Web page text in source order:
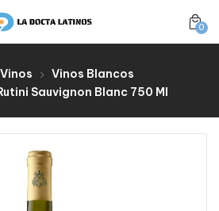
0
Vinos
Vinos Blancos
Sauvignon Blanc 750 Ml